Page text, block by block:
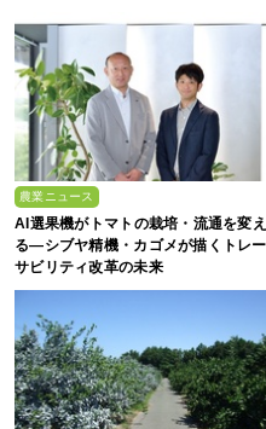
農業ニュース
AI選果機がトマトの栽培・流通を変え
る―シブヤ精機・カゴメが描くトレー
サビリティ改革の未来